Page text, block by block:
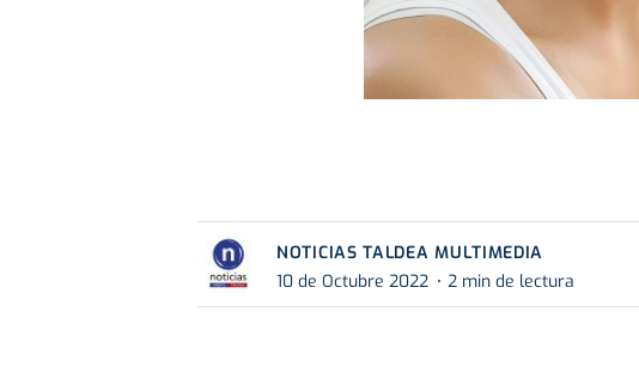
NOTICIAS TALDEA MULTIMEDIA
10 de Octubre 2022
2 min de lectura